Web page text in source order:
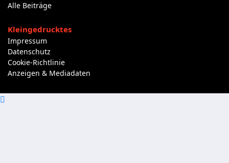
Alle Beiträge
Kleingedrucktes
Impressum
Datenschutz
Cookie-Richtlinie
Anzeigen & Mediadaten